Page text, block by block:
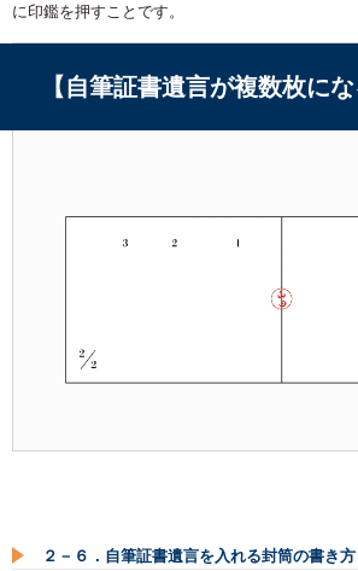
に印鑑を押すことです。
【自筆証書遺言が複数枚にな
２－６．自筆証書遺言を入れる封筒の書き方